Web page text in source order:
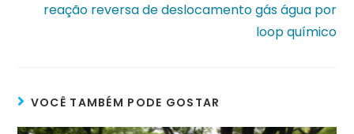
reação reversa de deslocamento gás água por
loop químico
VOCÊ TAMBÉM PODE GOSTAR